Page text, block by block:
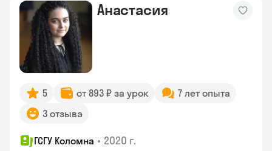
Анастасия
5 от 893 ₽ за урок
7 лет опыта
3 отзыва
ГСГУ Коломна • 2020 г.